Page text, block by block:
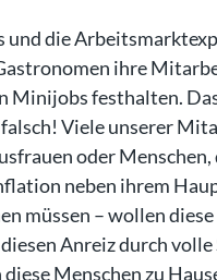
und die
ihre
Minijobs festhalten.
Viele unserer
oder Menschen,
neben ihrem
müssen – wollen
Anreiz durch volle
Menschen zu